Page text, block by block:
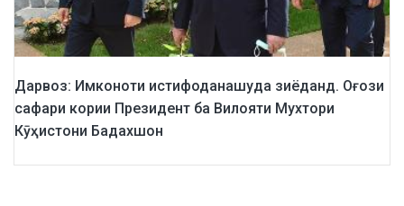
Дарвоз: Имконоти истифоданашуда зиёданд. Оғози
сафари кории Президент ба Вилояти Мухтори
Кӯҳистони Бадахшон